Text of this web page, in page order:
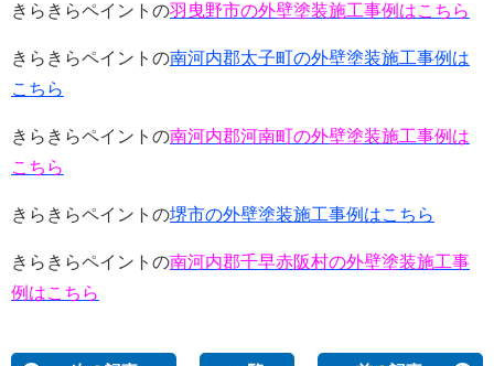
きらきらペイントの羽曳野市の外壁塗装施工事例はこちら
きらきらペイントの南河内郡太子町の外壁塗装施工事例は
こちら
きらきらペイントの南河内郡河南町の外壁塗装施工事例は
こちら
きらきらペイントの堺市の外壁塗装施工事例はこちら
きらきらペイントの南河内郡千早赤阪村の外壁塗装施工事
例はこちら